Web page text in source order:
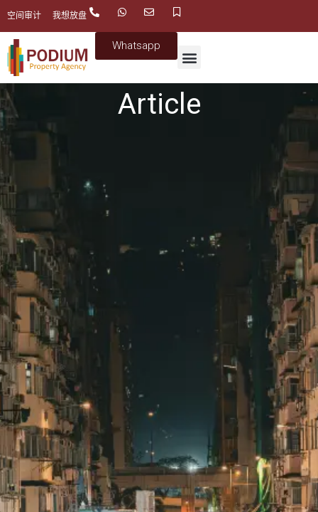
空间审计 我想放盘
Whatsapp
Article